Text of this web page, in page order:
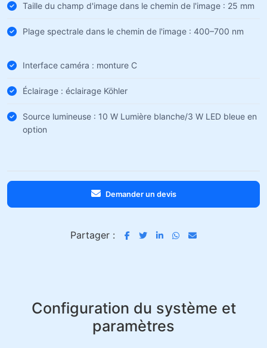
Taille du champ d'image dans le chemin de l'image : 25 mm
Plage spectrale dans le chemin de l'image : 400–700 nm
Interface caméra : monture C
Éclairage : éclairage Köhler
Source lumineuse : 10 W Lumière blanche/3 W LED bleue en
option
Demander un devis
Partager :
Configuration du système et
paramètres